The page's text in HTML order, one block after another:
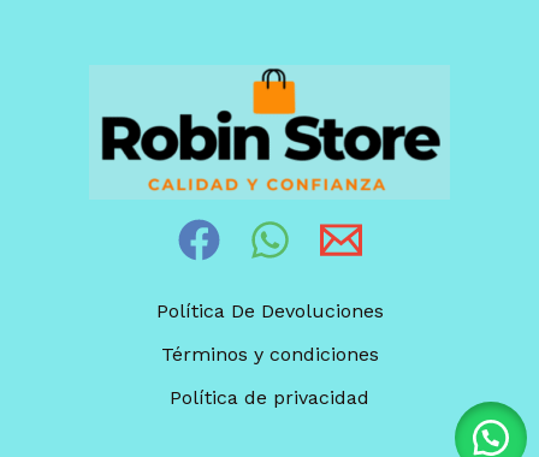
Política De Devoluciones
Términos y condiciones
Política de privacidad